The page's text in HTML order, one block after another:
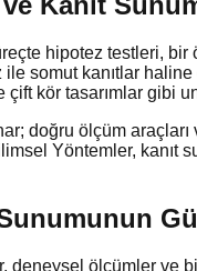
hipotez testleri,
kanıtlar
kör tasarımlar gibi
doğru ölçüm
Yöntemler, kanıt
ölçümler ve